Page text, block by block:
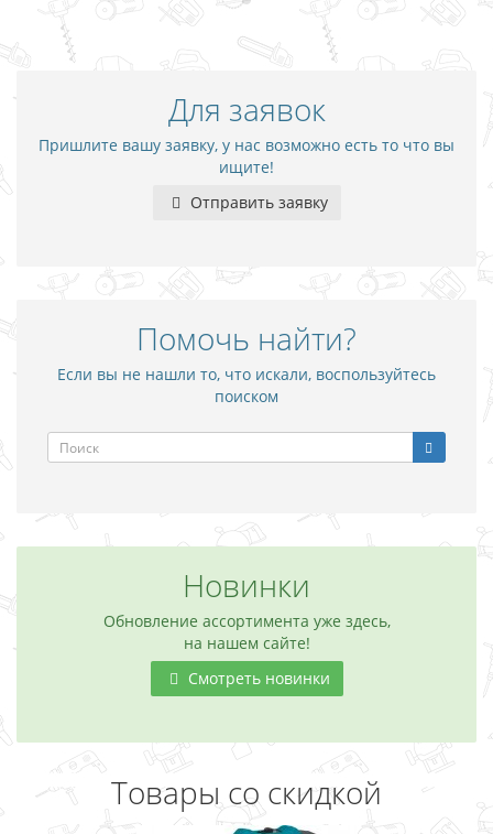
Для заявок
Пришлите вашу заявку, у нас возможно есть то что вы
ищите!
Отправить заявку
Помочь найти?
Если вы не нашли то, что искали, воспользуйтесь
поиском
Новинки
Обновление ассортимента уже здесь,
на нашем сайте!
Смотреть новинки
Товары со скидкой